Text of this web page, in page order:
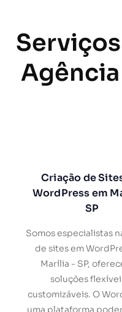
Criação de
WordPress em
SP
Somos especialistas
de sites em
Marília - SP,
soluções
customizáveis. O
uma plataforma